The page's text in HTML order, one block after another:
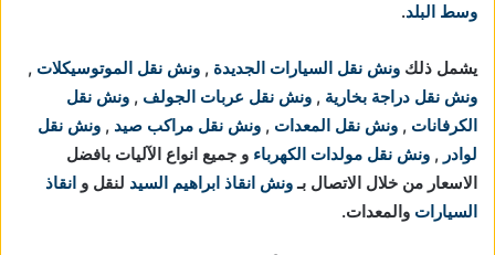
وسط البلد.
يشمل ذلك ونش نقل السيارات الجديدة , ونش نقل الموتوسيكلات ,
ونش نقل دراجة بخارية , ونش نقل عربات الجولف , ونش نقل
الكرفانات , ونش نقل المعدات , ونش نقل مراكب صيد , ونش نقل
لوادر , ونش نقل مولدات الكهرباء و جميع انواع الآليات بافضل
الاسعار من خلال الاتصال بـونش انقاذ ابراهيم السيد لنقل و انقاذ
السيارات والمعدات.